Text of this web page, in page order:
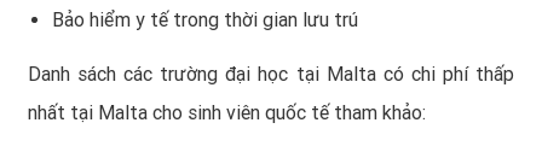
Bảo hiểm y tế trong thời gian lưu trú
Danh sách các trường đại học tại Malta có chi phí thấp
nhất tại Malta cho sinh viên quốc tế tham khảo: